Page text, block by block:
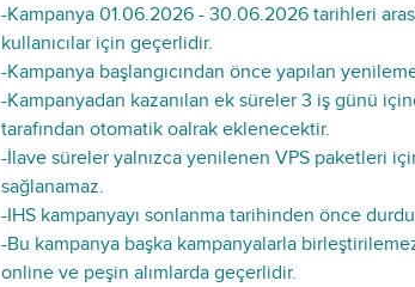
-Kampanya 01.06.2026 - 30.06.2026 tarihleri
kullanıcılar için geçerlidir.
-Kampanya başlangıcından önce yapılan
-Kampanyadan kazanılan ek süreler 3 iş günü
tarafından otomatik oalrak eklenecektir.
-İlave süreler yalnızca yenilenen VPS paketleri
sağlanamaz.
-IHS kampanyayı sonlanma tarihinden önce
-Bu kampanya başka kampanyalarla
online ve peşin alımlarda geçerlidir.